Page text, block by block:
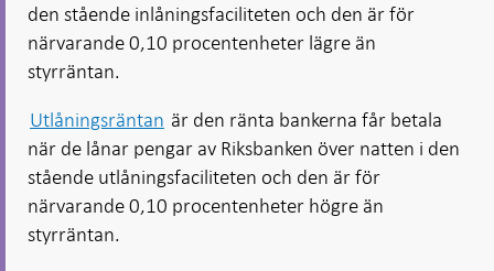
den stående inlåningsfaciliteten och den är för
närvarande 0,10 procentenheter lägre än
styrräntan.
Utlåningsräntan är den ränta bankerna får betala
när de lånar pengar av Riksbanken över natten i den
stående utlåningsfaciliteten och den är för
närvarande 0,10 procentenheter högre än
styrräntan.